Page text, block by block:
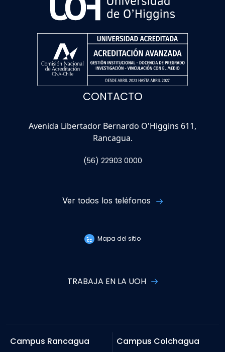
CONTACTO
Avenida Libertador Bernardo O'Higgins 611,
Rancagua.
(56) 22903 0000
Ver todos los teléfonos
Mapa del sitio
TRABAJA EN LA UOH
Campus Rancagua
Campus Colchagua